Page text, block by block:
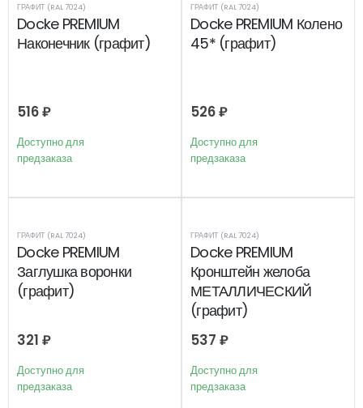
ГРАФИТ (RAL 7024)
Docke PREMIUM
Наконечник (графит)
516₽
Доступно для
предзаказа
ГРАФИТ (RAL 7024)
Docke PREMIUM Колено
45* (графит)
526₽
Доступно для
предзаказа
ГРАФИТ (RAL 7024)
Docke PREMIUM
Заглушка воронки
(графит)
321 ₽
Доступно для
предзаказа
ГРАФИТ (RAL 7024)
Docke PREMIUM
Кронштейн желоба
МЕТАЛЛИЧЕСКИЙ
(графит)
537 ₽
Доступно для
предзаказа